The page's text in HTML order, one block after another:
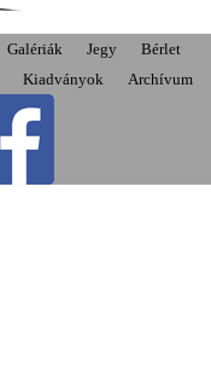
Galériák Jegy
Bérlet
Kiadványok Archívum